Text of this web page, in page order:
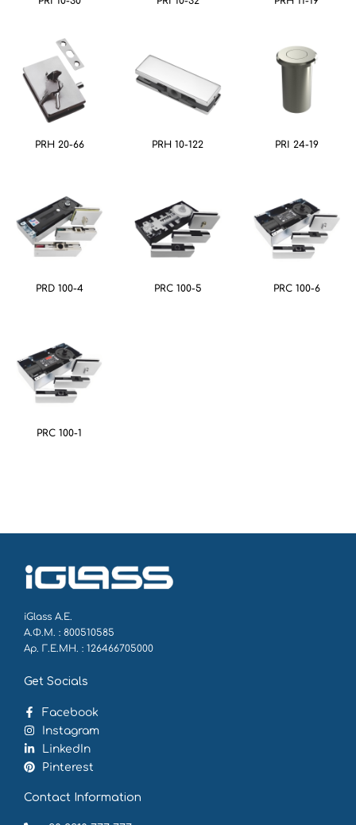
PRH 20-66 PRH 10-122 PRI 24-19
PRD 100-4 PRC 100-5 PRC 100-6
PRC 100-1
iGlass Α.Ε.
Α.Φ.Μ. : 800510585
Αρ. Γ.Ε.ΜΗ. : 126466705000
Get Socials
Facebook
Instagram
LinkedIn
Pinterest
Contact Information